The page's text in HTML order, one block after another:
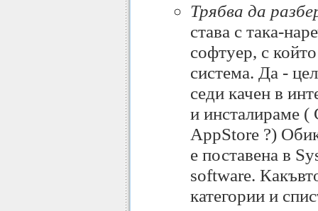
Трябва да
става с така-
софтуер, с
система. Да -
седи качен в
и инсталираме (
AppStore ?)
е поставена в
software.
категории и